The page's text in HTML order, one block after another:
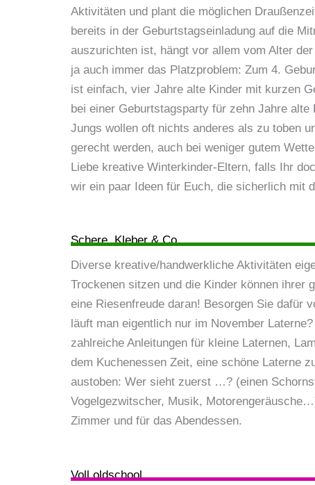
Aktivitäten und plant die möglichen
bereits in der Geburtstagseinladung auf die
auszurichten ist, hängt vor allem vom Alter
ja auch immer das Platzproblem: Zum 4.
ist einfach, vier Jahre alte Kinder mit kurzen
bei einer Geburtstagsparty für zehn Jahre
Jungs wollen oft nichts anderes als zu toben
gerecht werden, auch bei weniger gutem
Liebe kreative Winterkinder-Eltern, falls Ihr
wir ein paar Ideen für Euch, die sicherlich mit
Schere, Kleber & Co.
Diverse kreative/handwerkliche Aktivitäten
Trockenen sitzen und die Kinder können ihrer
eine Riesenfreude daran! Besorgen Sie dafür
läuft man eigentlich nur im November
zahlreiche Anleitungen für kleine Laternen,
dem Kuchenessen Zeit, eine schöne Laterne
austoben: Wer sieht zuerst …? (einen
Vogelgezwitscher, Musik,
Zimmer und für das Abendessen.
Voll oldschool